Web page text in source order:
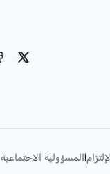
|المسؤولية الاجتماعية